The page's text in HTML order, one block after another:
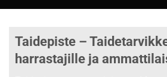
Taidepiste –
harrastajille ja